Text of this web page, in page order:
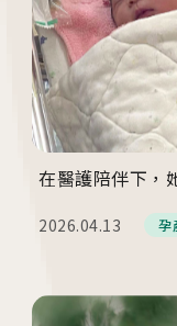
在醫護陪伴下，
2026.04.13 孕